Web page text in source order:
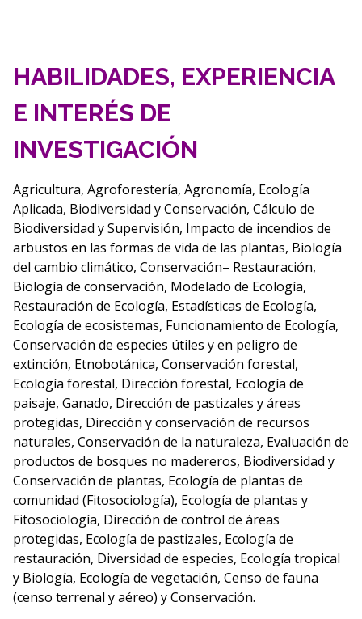
HABILIDADES, EXPERIENCIA
E INTERÉS DE
INVESTIGACIÓN
Agricultura, Agroforestería, Agronomía, Ecología
Aplicada, Biodiversidad y Conservación, Cálculo de
Biodiversidad y Supervisión, Impacto de incendios de
arbustos en las formas de vida de las plantas, Biología
del cambio climático, Conservación– Restauración,
Biología de conservación, Modelado de Ecología,
Restauración de Ecología, Estadísticas de Ecología,
Ecología de ecosistemas, Funcionamiento de Ecología,
Conservación de especies útiles y en peligro de
extinción, Etnobotánica, Conservación forestal,
Ecología forestal, Dirección forestal, Ecología de
paisaje, Ganado, Dirección de pastizales y áreas
protegidas, Dirección y conservación de recursos
naturales, Conservación de la naturaleza, Evaluación de
productos de bosques no madereros, Biodiversidad y
Conservación de plantas, Ecología de plantas de
comunidad (Fitosociología), Ecología de plantas y
Fitosociología, Dirección de control de áreas
protegidas, Ecología de pastizales, Ecología de
restauración, Diversidad de especies, Ecología tropical
y Biología, Ecología de vegetación, Censo de fauna
(censo terrenal y aéreo) y Conservación.